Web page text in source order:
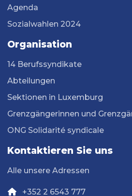
Agenda
Sozialwahlen 2024
Organisation
14 Berufssyndikate
Abteilungen
Sektionen in Luxemburg
Grenzgängerinnen und
ONG Solidarité syndicale
Kontaktieren Sie uns
Alle unsere Adressen
+352 2 6543 777